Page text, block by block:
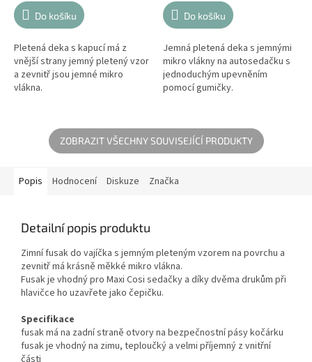
Do košíku
Pletená deka s kapucí má z
vnější strany jemný pletený vzor
a zevnitř jsou jemné mikro
vlákna.
Do košíku
Jemná pletená deka s jemnými
mikro vlákny na autosedačku s
jednoduchým upevněním
pomocí gumičky.
ZOBRAZIT VŠECHNY SOUVISEJÍCÍ PRODUKTY
Popis Hodnocení Diskuze Značka
Detailní popis produktu
Zimní fusak do vajíčka s jemným pleteným vzorem na povrchu a
zevnitř má krásně měkké mikro vlákna.
Fusak je vhodný pro Maxi Cosi sedačky a díky dvěma drukům při
hlavičce ho uzavřete jako čepičku.
Specifikace
fusak má na zadní straně otvory na bezpečnostní pásy kočárku
fusak je vhodný na zimu, teploučký a velmi příjemný z vnitřní
části